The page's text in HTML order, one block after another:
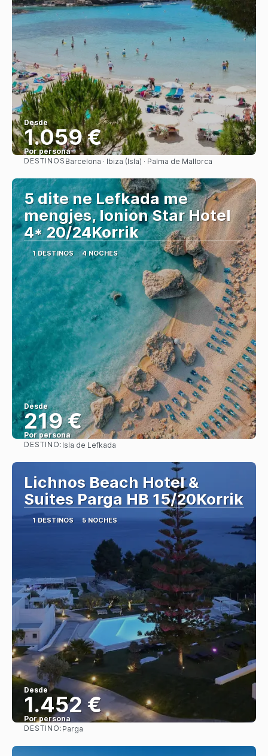
Desde
1.059 €
Por persona
Ver
DESTINOS Barcelona · Ibiza (Isla) · Palma de Mallorca
5 dite ne Lefkada me
mengjes, Ionion Star Hotel
4* 20/24Korrik
1 DESTINOS 4 NOCHES
Desde
219 €
Por persona
DESTINO: Isla de Lefkada
Lichnos Beach Hotel &
Suites Parga HB 15/20Korrik
1 DESTINOS 5 NOCHES
Desde
1.452 €
Por persona
DESTINO: Parga